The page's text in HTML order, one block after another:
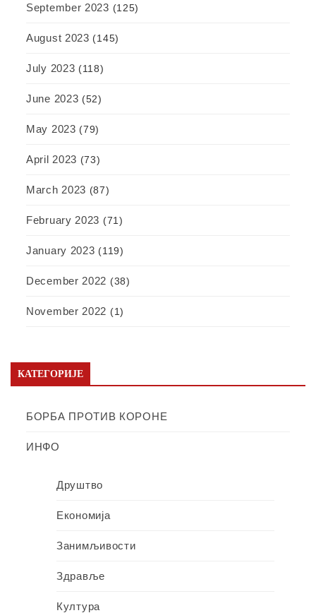
September 2023 (125)
August 2023 (145)
July 2023 (118)
June 2023 (52)
May 2023 (79)
April 2023 (73)
March 2023 (87)
February 2023 (71)
January 2023 (119)
December 2022 (38)
November 2022 (1)
КАТЕГОРИЈЕ
БОРБА ПРОТИВ КОРОНЕ
ИНФО
Друштво
Економија
Занимљивости
Здравље
Култура